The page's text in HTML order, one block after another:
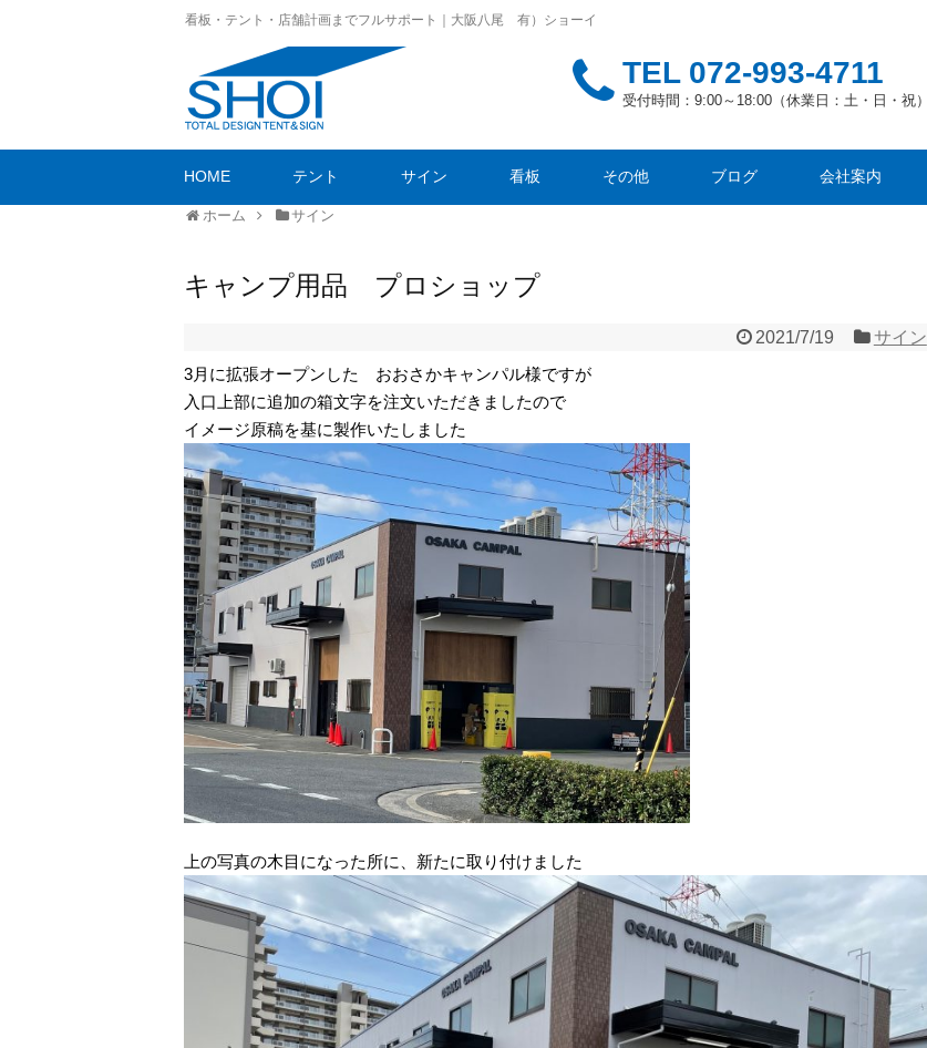
看板・テント・店舗計画までフルサポート｜大阪八尾 有）ショーイ
TEL 072-993-4711
受付時間：9:00～18:00（休業日：土・日・祝）
HOME テント サイン 看板 その他 ブログ 会社案内
ホーム サイン
キャンプ用品 プロショップ
2021/7/19
サイン
3月に拡張オープンした おおさかキャンパル様ですが
入口上部に追加の箱文字を注文いただきましたので
イメージ原稿を基に製作いたしました
上の写真の木目になった所に、新たに取り付けました